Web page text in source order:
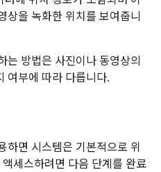
상을 녹화한 위치를 보여줍니
는 방법은 사진이나 동영상의
여부에 따라 다릅니다.
하면 시스템은 기본적으로 위
세스하려면 다음 단계를 완료